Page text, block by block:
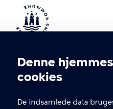
Denne
cookies
De indsamlede data
Kontakt Københavns
T
fFind andre kontakter